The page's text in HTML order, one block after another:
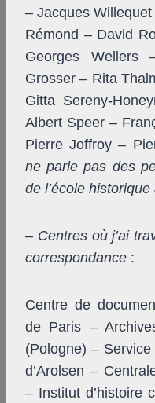
– Jacques
Rémond – David
Georges Wellers
Grosser – Rita
Gitta Sereny-
Albert Speer –
Pierre Joffroy –
ne parle pas des
de l’école
– Centres où j’ai
correspondance :
Centre de
de Paris –
(Pologne) –
d’Arolsen –
– Institut d’histoire